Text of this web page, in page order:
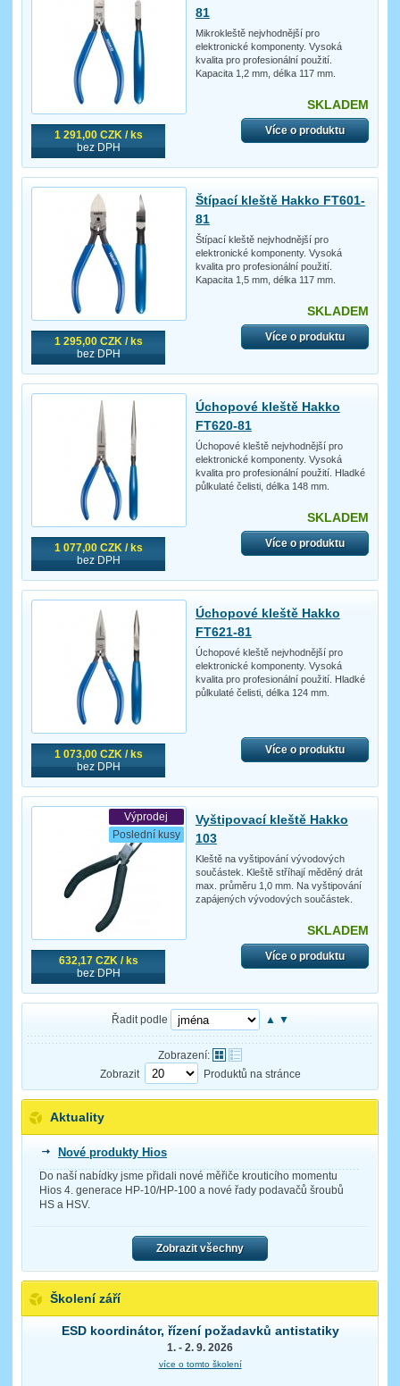
1 291,00 CZK / ks
bez DPH
81
Mikrokleště nejvhodnější pro
elektronické komponenty. Vysoká
kvalita pro profesionální použití.
Kapacita 1,2 mm, délka 117 mm.
SKLADEM
Více o produktu
1 295,00 CZK / ks
bez DPH
Štípací kleště Hakko FT601-
81
Štípací kleště nejvhodnější pro
elektronické komponenty. Vysoká
kvalita pro profesionální použití.
Kapacita 1,5 mm, délka 117 mm.
SKLADEM
Více o produktu
1 077,00 CZK / ks
bez DPH
Úchopové kleště Hakko
FT620-81
Úchopové kleště nejvhodnější pro
elektronické komponenty. Vysoká
kvalita pro profesionální použití. Hladké
půlkulaté čelisti, délka 148 mm.
SKLADEM
Více o produktu
1 073,00 CZK / ks
bez DPH
Úchopové kleště Hakko
FT621-81
Úchopové kleště nejvhodnější pro
elektronické komponenty. Vysoká
kvalita pro profesionální použití. Hladké
půlkulaté čelisti, délka 124 mm.
Více o produktu
Výprodej
Poslední kusy
632,17 CZK / ks
bez DPH
Vyštipovací kleště Hakko
103
Kleště na vyštipování vývodových
součástek. Kleště stříhají měděný drát
max. průměru 1,0 mm. Na vyštipování
zapájených vývodových součástek.
SKLADEM
Více o produktu
Řadit podle ▲ ▼
Zobrazení:
Zobrazit
Produktů na stránce
Aktuality
Nové produkty Hios
Do naší nabídky jsme přidali nové měřiče krouticího momentu
Hios 4. generace HP-10/HP-100 a nové řady podavačů šroubů
HS a HSV.
Zobrazit všechny
Školení září
ESD koordinátor, řízení požadavků antistatiky
1. - 2. 9. 2026
více o tomto školení